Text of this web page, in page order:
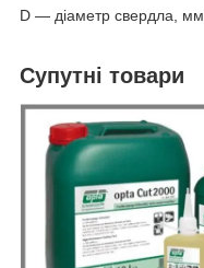
D — діаметр свердла, мм
Супутні товари